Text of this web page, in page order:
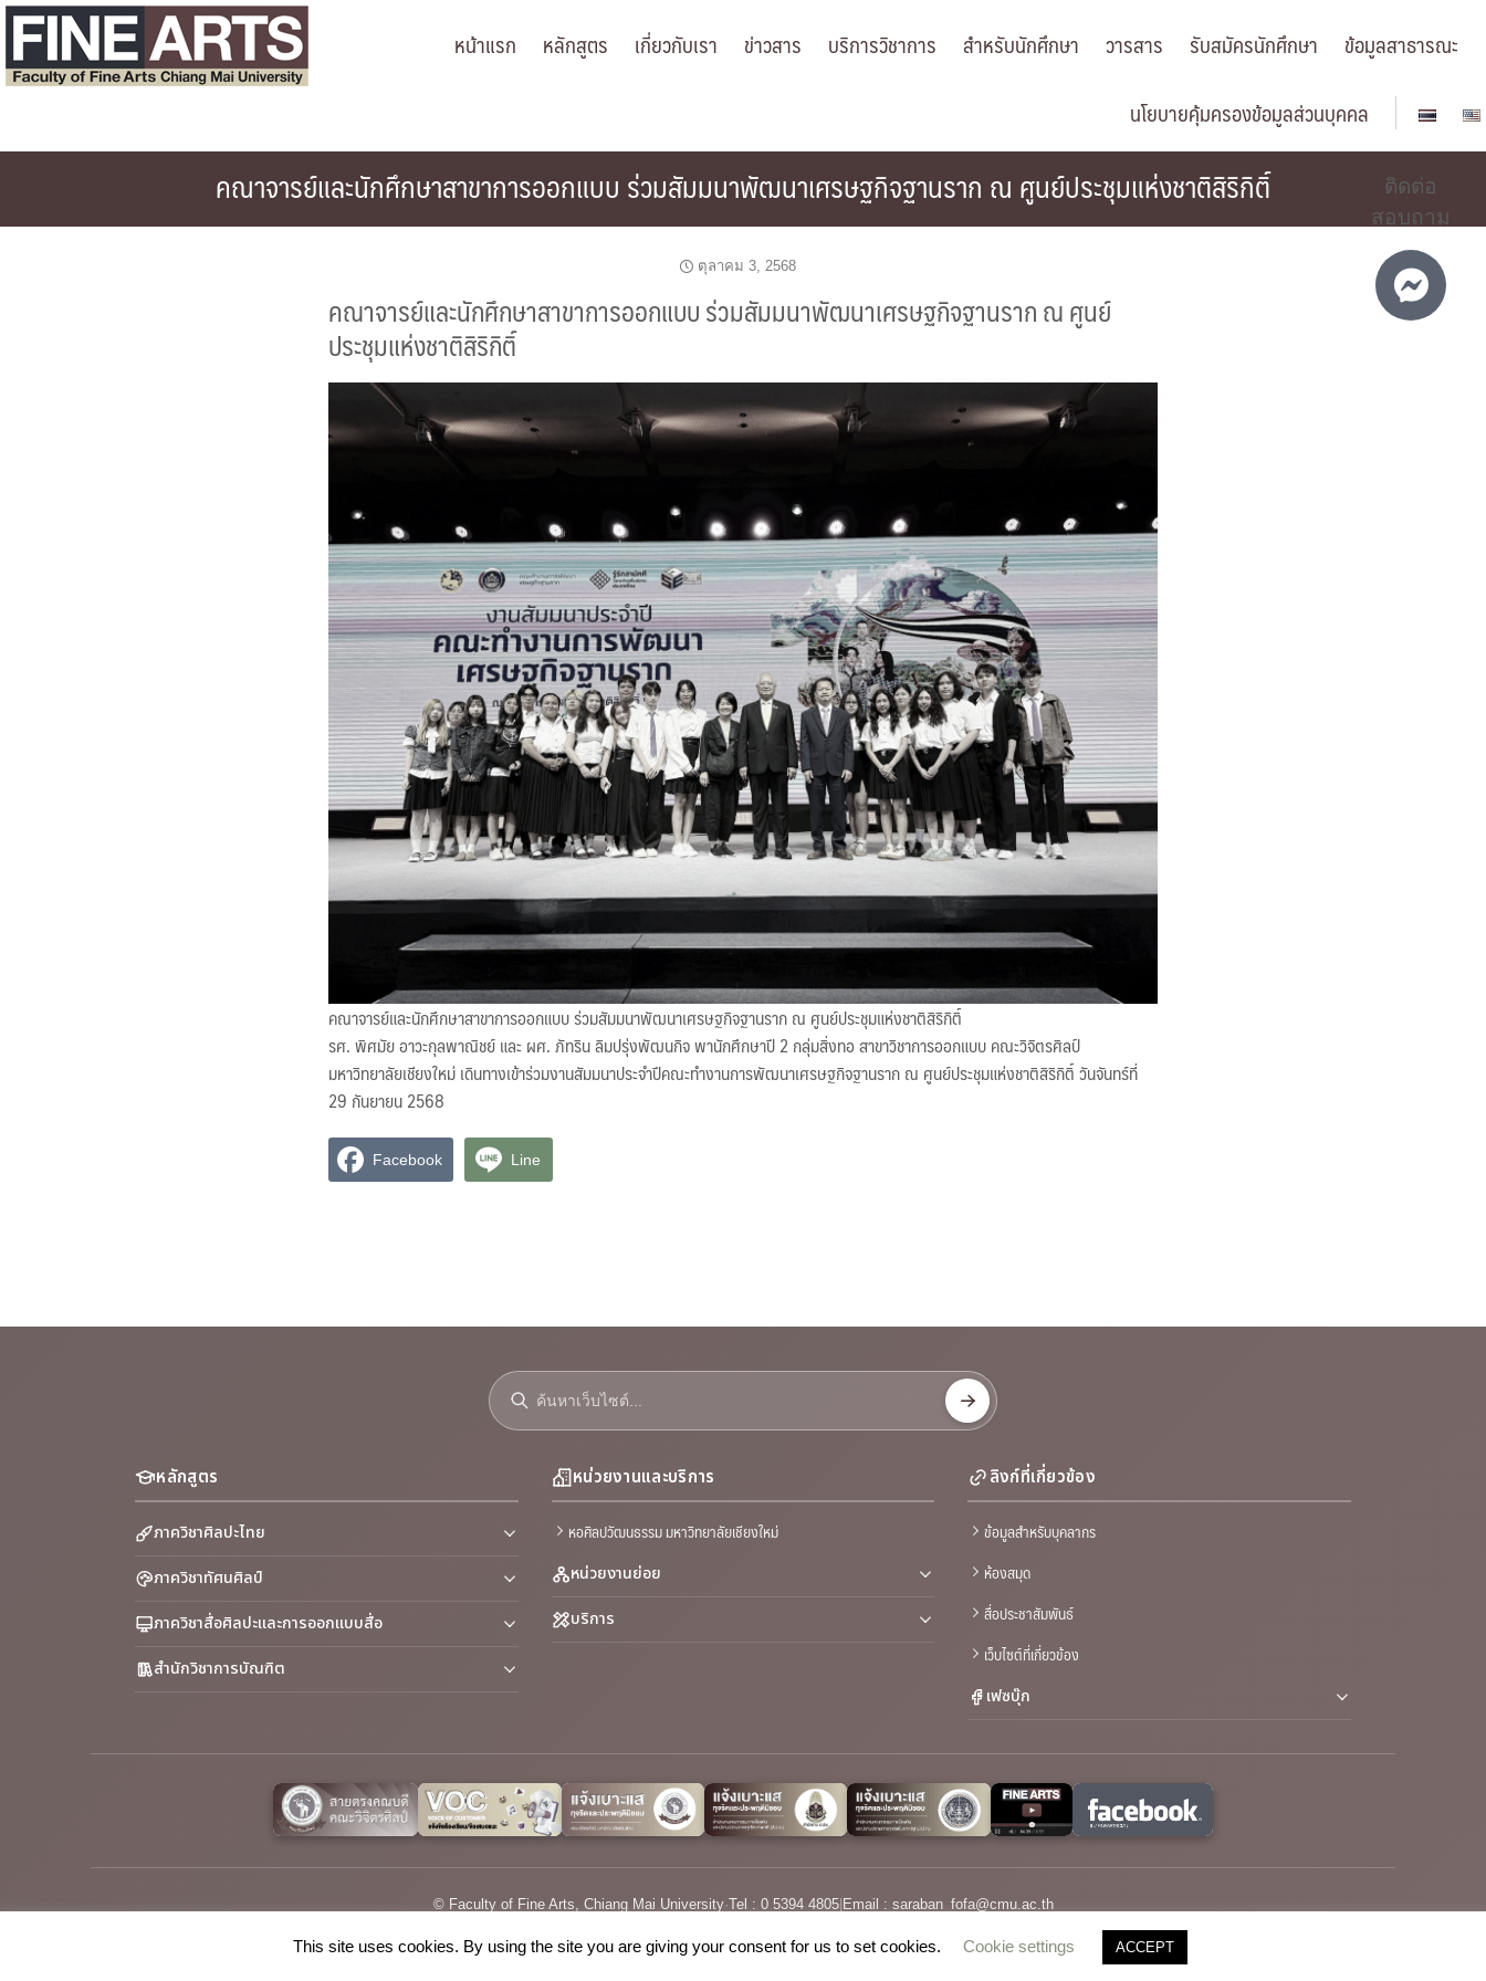
Skip
content
หน้าแรก หลักสูตร เกี่ยวกับเรา ข่าวสาร บริการวิชาการ สำหรับนักศึกษา วารสาร รับสมัครนักศึกษา
ข้อมูลสาธารณะ
นโยบายคุ้มครองข้อมูลส่วนบุคคล
คณาจารย์และนักศึกษาสาขาการออกแบบ ร่วมสัมมนาพัฒนาเศรษฐกิจฐานราก ณ ศูนย์ประชุมแห่งชาติสิริกิติ์
ตุลาคม 3, 2568
คณาจารย์และนักศึกษาสาขาการออกแบบ ร่วมสัมมนาพัฒนาเศรษฐกิจฐานราก ณ ศูนย์
ประชุมแห่งชาติสิริกิติ์
คณาจารย์และนักศึกษาสาขาการออกแบบ ร่วมสัมมนาพัฒนาเศรษฐกิจฐานราก ณ ศูนย์ประชุมแห่งชาติสิริกิติ์
รศ. พิศมัย อาวะกุลพาณิชย์ และ ผศ. ภัทริน ลิมปรุ่งพัฒนกิจ พานักศึกษาปี 2 กลุ่มสิ่งทอ สาขาวิชาการออกแบบ คณะวิจิตรศิลป์
มหาวิทยาลัยเชียงใหม่ เดินทางเข้าร่วมงานสัมมนาประจำปีคณะทำงานการพัฒนาเศรษฐกิจฐานราก ณ ศูนย์ประชุมแห่งชาติสิริกิติ์ วันจันทร์ที่
29 กันยายน 2568
Facebook Line
หลักสูตร
ภาควิชาศิลปะไทย
ภาควิชาทัศนศิลป์
ภาควิชาสื่อศิลปะและการออกแบบสื่อ
สำนักวิชาการบัณฑิต
หน่วยงานและบริการ
หอศิลปวัฒนธรรม มหาวิทยาลัยเชียงใหม่
หน่วยงานย่อย
บริการ
ลิงก์ที่เกี่ยวข้อง
ข้อมูลสำหรับบุคลากร
ห้องสมุด
สื่อประชาสัมพันธ์
เว็บไซต์ที่เกี่ยวข้อง
เฟซบุ๊ก
© Faculty of Fine Arts, Chiang Mai University·Tel : 0 5394 4805| Email : saraban_fofa@cmu.ac.th
This site uses cookies. By using the site you are giving your consent for us to set cookies. Cookie settings ACCEPT
ติดต่อ
สอบถาม